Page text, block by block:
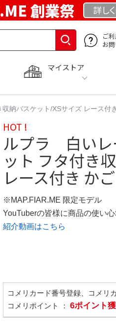
創業祭 詳し
ご
お
マイストア
納バスケット/XSサイズ レース付
HOT !
ルプラ 白いレ
ット フタ付き
レース付き か
※MAP.FIAR.ME 限定モデル
YouTuberの皆様に商品の使い
紹介動画はこちら
コメリカード番号登録、コメリ
コメリポイント ： 6ポイント